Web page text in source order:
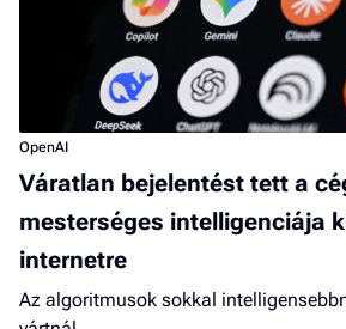
OpenAI
Váratlan bejelentést tett a
mesterséges intelligenciája
internetre
Az algoritmusok sokkal